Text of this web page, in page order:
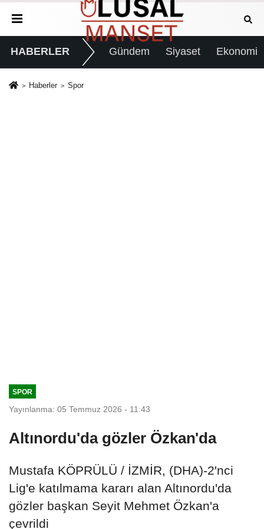
HABERLER Gündem Siyaset Ekonomi
Haberler Spor
SPOR
Yayınlanma: 05 Temmuz 2026 - 11:43
Altınordu'da gözler Özkan'da
Mustafa KÖPRÜLÜ / İZMİR, (DHA)-2'nci
Lig'e katılmama kararı alan Altınordu'da
gözler başkan Seyit Mehmet Özkan'a
çevrildi